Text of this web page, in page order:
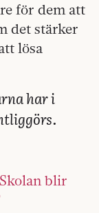
för dem att
det stärker
lösa
har i
blir